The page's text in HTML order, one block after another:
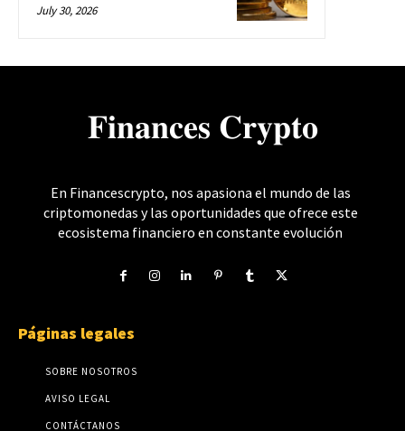
July 30, 2026
𝐅𝐢𝐧𝐚𝐧𝐜𝐞𝐬 𝐂𝐫𝐲𝐩𝐭𝐨
En Financescrypto, nos apasiona el mundo de las
criptomonedas y las oportunidades que ofrece este
ecosistema financiero en constante evolución
Páginas legales
SOBRE NOSOTROS
AVISO LEGAL
CONTÁCTANOS